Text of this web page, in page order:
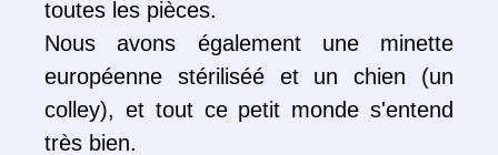
toutes les pièces.
Nous avons également une minette
européenne stériliséé et un chien (un
colley), et tout ce petit monde s'entend
très bien.